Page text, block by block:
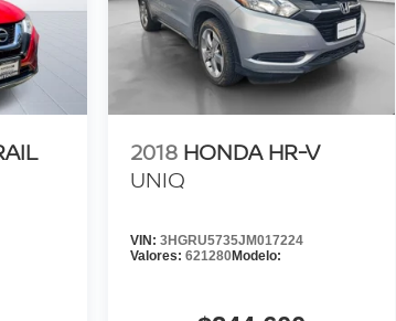
2018 HONDA HR-V
UNIQ
VIN: 3HGRU5735JM017224
Valores: 621280Modelo: